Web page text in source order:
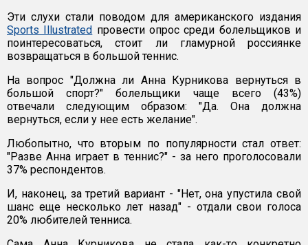
Эти слухи стали поводом для американского издания
Sports Illustrated провести опрос среди болельщиков и
поинтересоваться, стоит ли гламурной россиянке
возвращаться в большой теннис.
На вопрос "Должна ли Анна Курникова вернуться в
большой спорт?" болельщики чаще всего (43%)
отвечали следующим образом: "Да. Она должна
вернуться, если у нее есть желание".
Любопытно, что вторым по популярности стал ответ:
"Разве Анна играет в теннис?" - за него проголосовали
37% респондентов.
И, наконец, за третий вариант - "Нет, она упустила свой
шанс еще несколько лет назад" - отдали свои голоса
20% любителей тенниса.